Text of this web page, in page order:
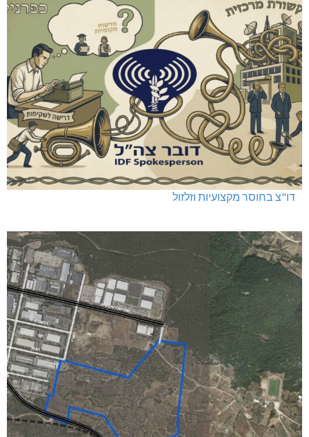
דו"צ בחוסר מקצועיות וזלזול